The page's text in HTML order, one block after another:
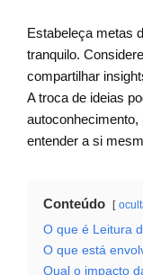
Estabeleça metas
tranquilo.
compartilhar
A troca de ideias
entender a si
Conteúdo
O que é Leitura
O que está
Qual o impacto